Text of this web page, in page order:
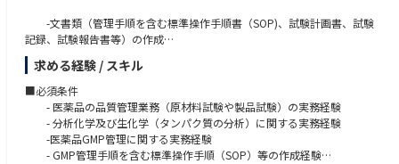
-文書類（管理手順を含む標準操作手順書（SOP)、試験計画書、試験
記録、試験報告書等）の作成
-GMP管理記録書類（変更管理、逸脱管理、OOS）の作成
-各種試験の実施（原材料の受け入れ試験、工程管理試験、出荷試験、
安定性試験、環境モニタリングなど）
-各種試験における分析法の構築、試験方法の確立及び検証（バリデー
ション） など
求める経験 / スキル
■必須条件
- 医薬品の品質管理業務（原材料試験や製品試験）の実務経験
- 分析化学及び生化学（タンパク質の分析）に関する実務経験
-医薬品GMP管理に関する実務経験
- GMP管理手順を含む標準操作手順（SOP）等の作成経験